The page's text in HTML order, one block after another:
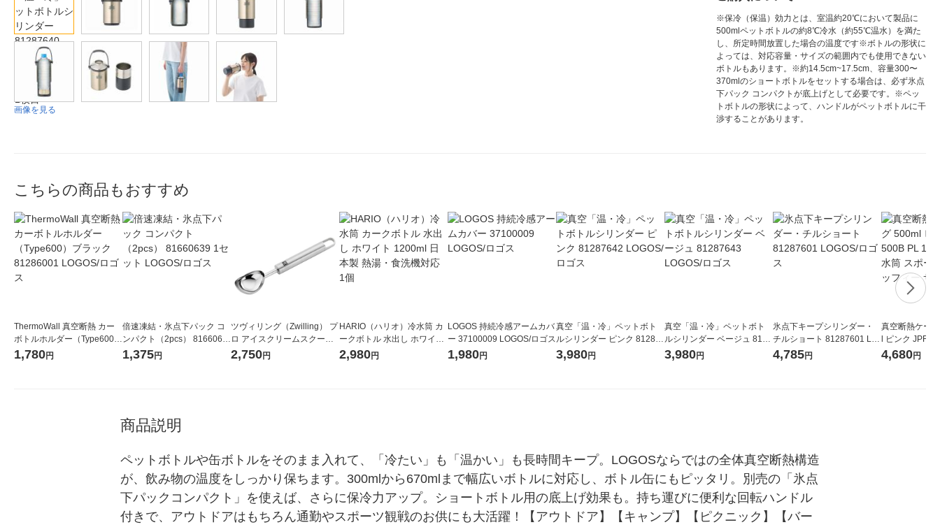
画像を見る
※保冷（保温）効力とは、室温約20℃において製品に
500mlペットボトルの約8℃冷水（約55℃温水）を満た
し、所定時間放置した場合の温度です※ボトルの形状に
よっては、対応容量・サイズの範囲内でも使用できない
ボトルもあります。※約14.5cm~17.5cm、容量300〜
370mlのショートボトルをセットする場合は、必ず氷点
下パック コンパクトが底上げとして必要です。※ペッ
トボトルの形状によって、ハンドルがペットボトルに干
渉することがあります。
こちらの商品もおすすめ
ThermoWall 真空断熱 カー
ボトルホルダー（Type600）
ブラック 81286001 LOGOS/
1,780円
倍速凍結・氷点下パック コ
ンパクト（2pcs） 8166063
9 1セット LOGOS/ロゴス
1,375円
ツヴィリング（Zwilling） プ
ロ アイスクリームスクープ
スプーン 1個 ツヴィリング
2,750円
HARIO（ハリオ）冷水筒 カ
ークボトル 水出し ホワイト
1200ml 日本製 熱湯・食洗機
2,980円
LOGOS 持続冷感アームカバ
ー 37100009 LOGOS/ロゴス
1,980円
真空「温・冷」ペットボト
ルシリンダー ピンク 81287
642 LOGOS/ロゴス
3,980円
真空「温・冷」ペットボト
ルシリンダー ベージュ 8128
7643 LOGOS/ロゴス
3,980円
氷点下キープシリンダー・
チルショート 81287601 LO
GOS/ロゴス
4,785円
真空断熱ケー
l ピンク JPF-
温・保冷 水筒
4,680円
商品説明
ペットボトルや缶ボトルをそのまま入れて、「冷たい」も「温かい」も長時間キープ。LOGOSならではの全体真空断熱構造
が、飲み物の温度をしっかり保ちます。300mlから670mlまで幅広いボトルに対応し、ボトル缶にもピッタリ。別売の「氷点
下パックコンパクト」を使えば、さらに保冷力アップ。ショートボトル用の底上げ効果も。持ち運びに便利な回転ハンドル
付きで、アウトドアはもちろん通勤やスポーツ観戦のお供にも大活躍！【アウトドア】【キャンプ】【ピクニック】【バー